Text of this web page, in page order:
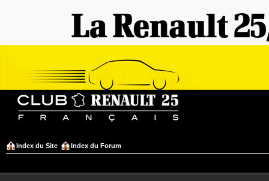
Index du Site Index du Forum